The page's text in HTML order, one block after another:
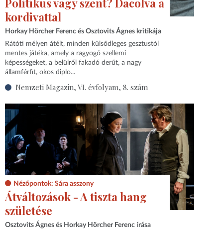
kordivattal
Horkay Hörcher Ferenc és Osztovits Ágnes kritikája
Rátóti mélyen átélt, minden külsődleges gesztustól
mentes játéka, amely a ragyogó szellemi
képességeket, a belülről fakadó derűt, a nagy
államférfit, okos diplo...
Nemzeti Magazin, VI. évfolyam, 8. szám
Nézőpontok: Sára asszony
Átváltozások - A tiszta hang
születése
Osztovits Ágnes és Horkay Hörcher Ferenc írása